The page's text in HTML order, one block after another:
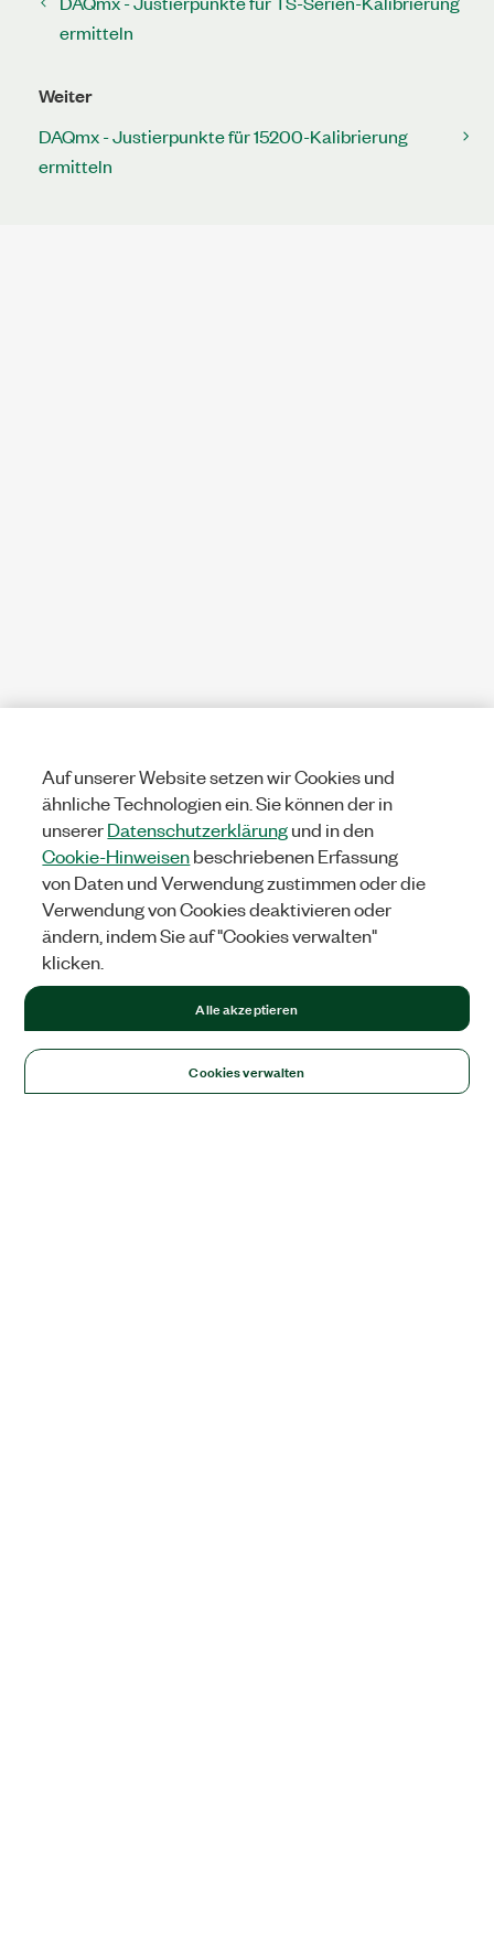
ermitteln
Weiter
DAQmx - Justierpunkte für 15200-Kalibrierung
ermitteln
Auf unserer Website setzen wir Cookies und
ähnliche Technologien ein. Sie können der in
unsererDatenschutzerklärungund in den
Cookie-Hinweisenbeschriebenen Erfassung
von Daten und Verwendung zustimmen oder die
Verwendung von Cookies deaktivieren oder
ändern, indem Sie auf "Cookies verwalten"
klicken.
Cookies verwalten
Alle akzeptieren